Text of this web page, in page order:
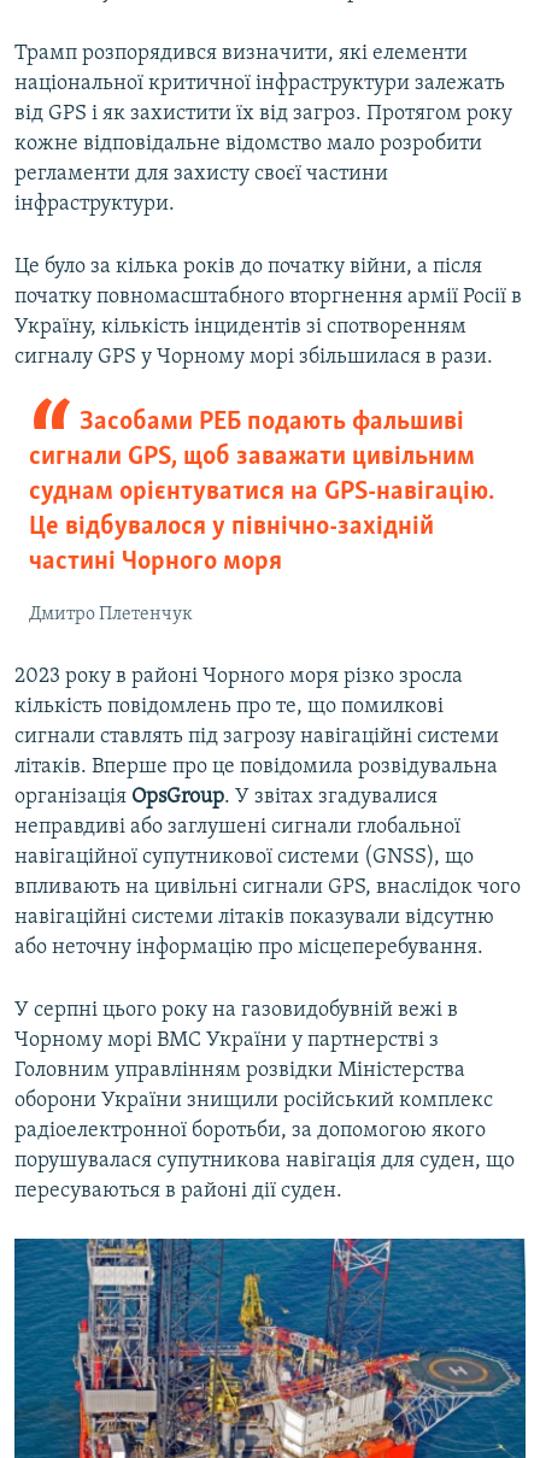
Трамп розпорядився визначити, які елементи
національної критичної інфраструктури залежать
від GPS і як захистити їх від загроз. Протягом року
кожне відповідальне відомство мало розробити
регламенти для захисту своєї частини
інфраструктури.
Це було за кілька років до початку війни, а після
початку повномасштабного вторгнення армії Росії в
Україну, кількість інцидентів зі спотворенням
сигналу GPS у Чорному морі збільшилася в рази.
Засобами РЕБ подають фальшиві
сигнали GPS, щоб заважати цивільним
суднам орієнтуватися на GPS-навігацію.
Це відбувалося у північно-західній
частині Чорного моря
Дмитро Плетенчук
2023 року в районі Чорного моря різко зросла
кількість повідомлень про те, що помилкові
сигнали ставлять під загрозу навігаційні системи
літаків. Вперше про це повідомила розвідувальна
організація OpsGroup. У звітах згадувалися
неправдиві або заглушені сигнали глобальної
навігаційної супутникової системи (GNSS), що
впливають на цивільні сигнали GPS, внаслідок чого
навігаційні системи літаків показували відсутню
або неточну інформацію про місцеперебування.
У серпні цього року на газовидобувній вежі в
Чорному морі ВМС України у партнерстві з
Головним управлінням розвідки Міністерства
оборони України знищили російський комплекс
радіоелектронної боротьби, за допомогою якого
порушувалася супутникова навігація для суден, що
пересуваються в районі дії суден.